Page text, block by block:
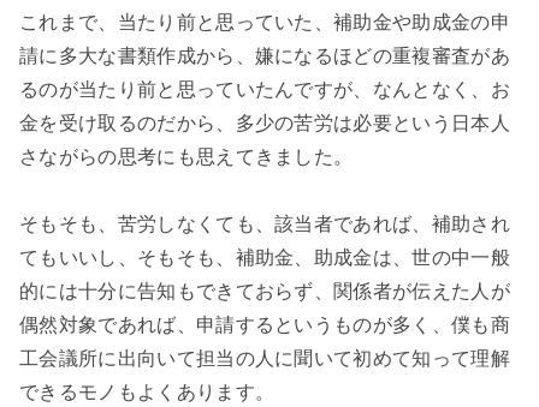
これまで、当たり前と思っていた、補助金や助成金の申
請に多大な書類作成から、嫌になるほどの重複審査があ
るのが当たり前と思っていたんですが、なんとなく、お
金を受け取るのだから、多少の苦労は必要という日本人
さながらの思考にも思えてきました。
そもそも、苦労しなくても、該当者であれば、補助され
てもいいし、そもそも、補助金、助成金は、世の中一般
的には十分に告知もできておらず、関係者が伝えた人が
偶然対象であれば、申請するというものが多く、僕も商
工会議所に出向いて担当の人に聞いて初めて知って理解
できるモノもよくあります。